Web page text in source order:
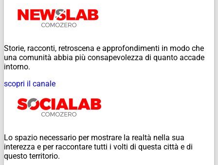
Storie, racconti, retroscena e approfondimenti in modo che
una comunità abbia più consapevolezza di quanto accade
intorno.
scopri il canale
Lo spazio necessario per mostrare la realtà nella sua
interezza e per raccontare tutti i volti di questa città e di
questo territorio.